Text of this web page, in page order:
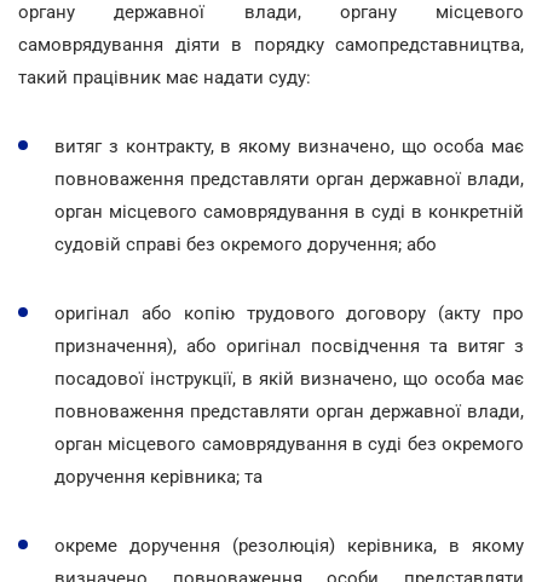
органу державної влади, органу місцевого
самоврядування діяти в порядку самопредставництва,
такий працівник має надати суду:
витяг з контракту, в якому визначено, що особа має
повноваження представляти орган державної влади,
орган місцевого самоврядування в суді в конкретній
судовій справі без окремого доручення; або
оригінал або копію трудового договору (акту про
призначення), або оригінал посвідчення та витяг з
посадової інструкції, в якій визначено, що особа має
повноваження представляти орган державної влади,
орган місцевого самоврядування в суді без окремого
доручення керівника; та
окреме доручення (резолюція) керівника, в якому